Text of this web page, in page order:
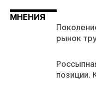
МНЕНИЯ
рынок
позиции.